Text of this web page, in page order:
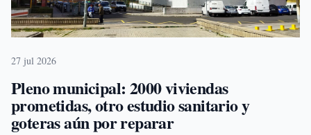
27 jul 2026
Pleno municipal: 2000 viviendas
prometidas, otro estudio sanitario y
goteras aún por reparar